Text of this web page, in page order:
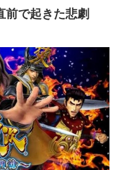
前で起きた悲劇